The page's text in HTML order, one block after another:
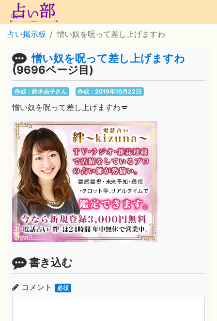
占い掲示板 憎い奴を呪って差し上げますわ
憎い奴を呪って差し上げますわ
(9696ページ目)
作成：鈴木吉子さん 作成：2019年10月22日
憎い奴を呪って差し上げますわ💋
書き込む
コメント 必須